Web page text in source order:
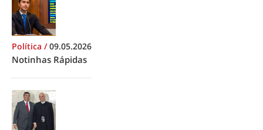
Política /09.05.2026
Notinhas Rápidas